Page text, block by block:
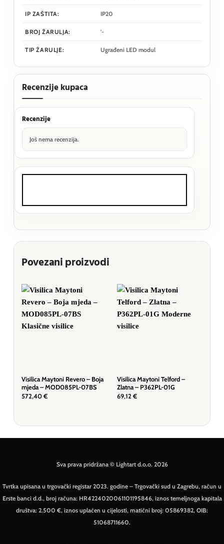
IP ZAŠTITA: IP20
BROJ ŽARULJA: '-
TIP ŽARULJE: Ugrađeni LED modul
Recenzije kupaca
Recenzije
Još nema recenzija.
Povezani proizvodi
Visilica Maytoni Revero – Boja
mjeda – MOD085PL-07BS
572,40 €
Visilica Maytoni Telford –
Zlatna – P362PL-01G
69,12 €
Sva prava pridržana © Lightart d.o.o. 2026
Tvrtka upisana u trgovački registar 2023. godine – Trgovački sud u Zagrebu, račun u
Erste banci d.d., broj računa: HR4224020061101195846, iznos temeljnoga kapitala
društva: 2.500 €, iznos uplaćen u cijelosti, matični broj: 05869382, OIB:
51068711660.